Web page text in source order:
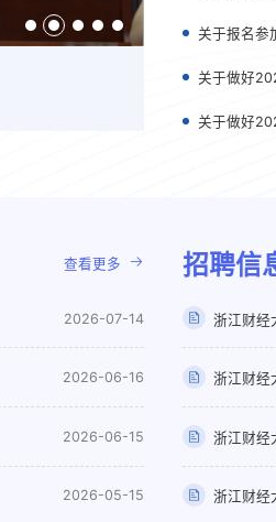
担当 接续奋进启新程——人事处党支
关于报名参
关于做好
关于做好
查看更多
2026-07-14
2026-06-16
2026-06-15
2026-05-15
招聘信
浙江财经
浙江财经
浙江财经
浙江财经